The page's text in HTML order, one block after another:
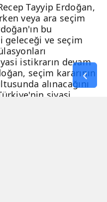
Tayyip Erdoğan,
veya ara seçim
bu
geleceği ve seçim
istikrarın devam
seçim kararının
alınacağını
siyasi